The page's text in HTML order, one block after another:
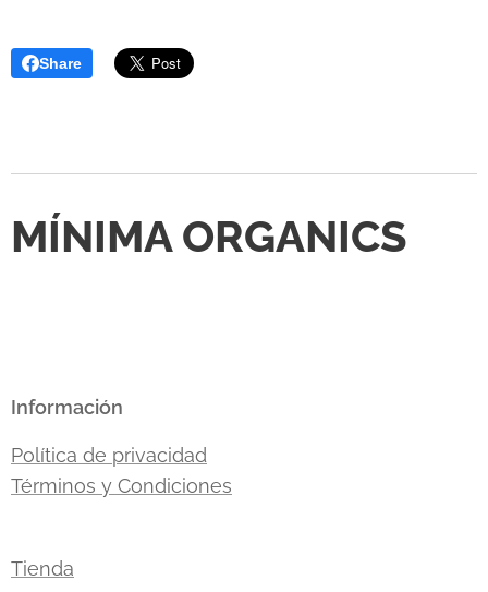
Share
MÍNIMA ORGANICS
Información
Política de privacidad
Términos y Condiciones
Tienda